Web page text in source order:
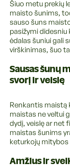
Šiuo metu prekių
maisto šunims,
sauso šuns
pasižymi
ėdalas šuniui gali
virškinimas, šuo
Sausas šunų
svorį ir veislę
Renkantis maistą
maistas ne veltui
dydį, veislę ar net
maistas šunims
keturkojų mitybos
Amžius ir